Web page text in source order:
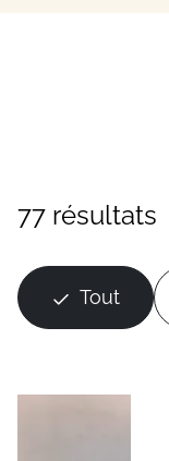
77 résultats
Tout